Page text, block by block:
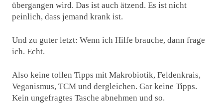
übergangen wird. Das ist auch ätzend. Es ist nicht
peinlich, dass jemand krank ist.
Und zu guter letzt: Wenn ich Hilfe brauche, dann frage
ich. Echt.
Also keine tollen Tipps mit Makrobiotik, Feldenkrais,
Veganismus, TCM und dergleichen. Gar keine Tipps.
Kein ungefragtes Tasche abnehmen und so.